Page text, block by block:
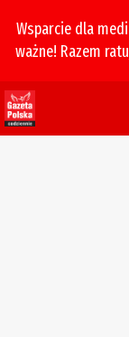
Wsparcie dla
ważne! Razem